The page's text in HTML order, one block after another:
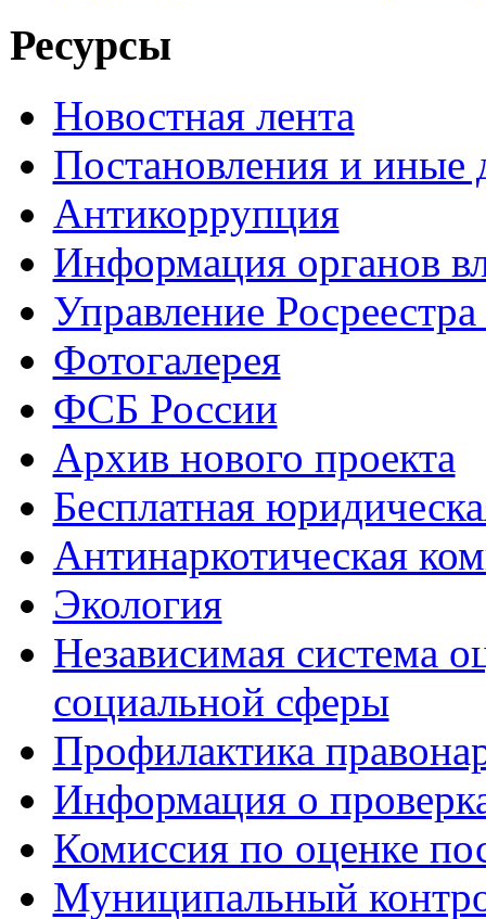
Ресурсы
Новостная лента
Постановления и иные
Антикоррупция
Информация органов
Управление
Фотогалерея
ФСБ России
Архив нового проекта
Бесплатная
Антинаркотическая
Экология
Независимая система
социальной сферы
Профилактика
Информация о
Комиссия по оценке
Муниципальный